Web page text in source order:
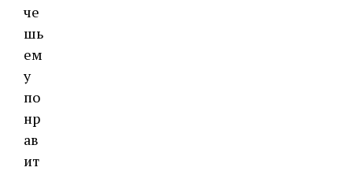
че
шь
ем
у
по
нр
ав
ит